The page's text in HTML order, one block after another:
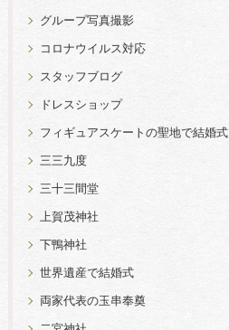
グループ写真撮影
コロナウイルス対応
スタッフブログ
ドレスショップ
フィギュアスケートの聖地で結婚式
三三九度
三十三間堂
上賀茂神社
下鴨神社
世界遺産で結婚式
両家代表の玉串奉奠